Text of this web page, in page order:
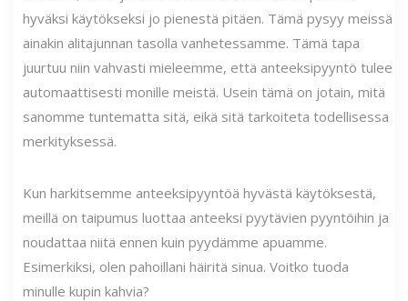
hyväksi käytökseksi jo pienestä pitäen. Tämä pysyy meissä
ainakin alitajunnan tasolla vanhetessamme. Tämä tapa
juurtuu niin vahvasti mieleemme, että anteeksipyyntö tulee
automaattisesti monille meistä. Usein tämä on jotain, mitä
sanomme tuntematta sitä, eikä sitä tarkoiteta todellisessa
merkityksessä.
Kun harkitsemme anteeksipyyntöä hyvästä käytöksestä,
meillä on taipumus luottaa anteeksi pyytävien pyyntöihin ja
noudattaa niitä ennen kuin pyydämme apuamme.
Esimerkiksi, olen pahoillani häiritä sinua. Voitko tuoda
minulle kupin kahvia?